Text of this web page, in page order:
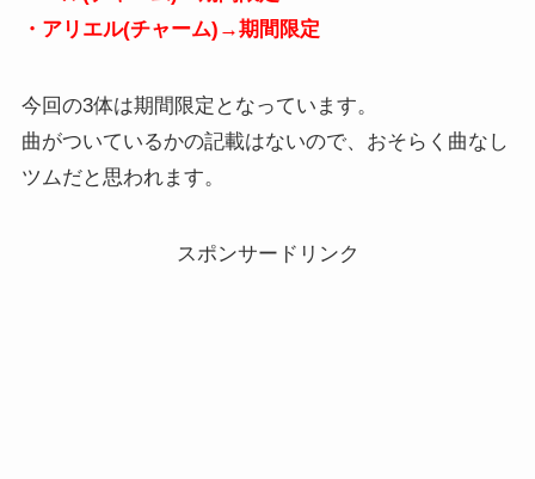
・アリエル(チャーム)→期間限定
今回の3体は期間限定となっています。
曲がついているかの記載はないので、おそらく曲なし
ツムだと思われます。
スポンサードリンク